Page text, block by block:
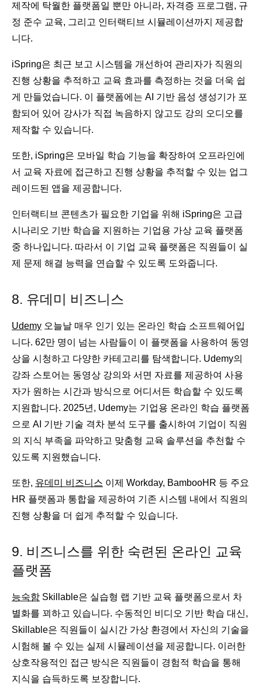
제작에 탁월한 플랫폼일 뿐만 아니라, 자격증 프로그램, 규
정 준수 교육, 그리고 인터랙티브 시뮬레이션까지 제공합
니다.
iSpring은 최근 보고 시스템을 개선하여 관리자가 직원의
진행 상황을 추적하고 교육 효과를 측정하는 것을 더욱 쉽
게 만들었습니다. 이 플랫폼에는 AI 기반 음성 생성기가 포
함되어 있어 강사가 직접 녹음하지 않고도 강의 오디오를
제작할 수 있습니다.
또한, iSpring은 모바일 학습 기능을 확장하여 오프라인에
서 교육 자료에 접근하고 진행 상황을 추적할 수 있는 업그
레이드된 앱을 제공합니다.
인터랙티브 콘텐츠가 필요한 기업을 위해 iSpring은 고급
시나리오 기반 학습을 지원하는 기업용 가상 교육 플랫폼
중 하나입니다. 따라서 이 기업 교육 플랫폼은 직원들이 실
제 문제 해결 능력을 연습할 수 있도록 도와줍니다.
8. 유데미 비즈니스
Udemy 오늘날 매우 인기 있는 온라인 학습 소프트웨어입
니다. 62만 명이 넘는 사람들이 이 플랫폼을 사용하여 동영
상을 시청하고 다양한 카테고리를 탐색합니다. Udemy의
강좌 스토어는 동영상 강의와 서면 자료를 제공하여 사용
자가 원하는 시간과 방식으로 어디서든 학습할 수 있도록
지원합니다. 2025년, Udemy는 기업용 온라인 학습 플랫폼
으로 AI 기반 기술 격차 분석 도구를 출시하여 기업이 직원
의 지식 부족을 파악하고 맞춤형 교육 솔루션을 추천할 수
있도록 지원했습니다.
또한, 유데미 비즈니스 이제 Workday, BambooHR 등 주요
HR 플랫폼과 통합을 제공하여 기존 시스템 내에서 직원의
진행 상황을 더 쉽게 추적할 수 있습니다.
9. 비즈니스를 위한 숙련된 온라인 교육
플랫폼
능숙함 Skillable은 실습형 랩 기반 교육 플랫폼으로서 차
별화를 꾀하고 있습니다. 수동적인 비디오 기반 학습 대신,
Skillable은 직원들이 실시간 가상 환경에서 자신의 기술을
시험해 볼 수 있는 실제 시뮬레이션을 제공합니다. 이러한
상호작용적인 접근 방식은 직원들이 경험적 학습을 통해
지식을 습득하도록 보장합니다.